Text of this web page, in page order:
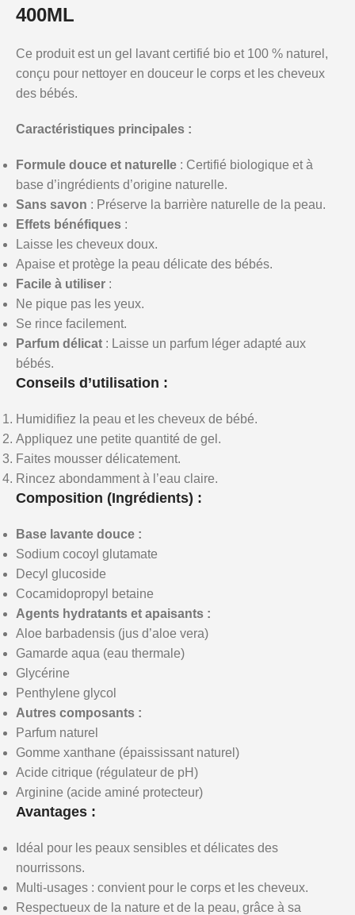
400ML
Ce produit est un gel lavant certifié bio et 100 % naturel,
conçu pour nettoyer en douceur le corps et les cheveux
des bébés.
Caractéristiques principales :
Formule douce et naturelle : Certifié biologique et à
base d’ingrédients d’origine naturelle.
Sans savon : Préserve la barrière naturelle de la peau.
Effets bénéfiques :
Laisse les cheveux doux.
Apaise et protège la peau délicate des bébés.
Facile à utiliser :
Ne pique pas les yeux.
Se rince facilement.
Parfum délicat : Laisse un parfum léger adapté aux
bébés.
Conseils d’utilisation :
Humidifiez la peau et les cheveux de bébé.
Appliquez une petite quantité de gel.
Faites mousser délicatement.
Rincez abondamment à l’eau claire.
Composition (Ingrédients) :
Base lavante douce :
Sodium cocoyl glutamate
Decyl glucoside
Cocamidopropyl betaine
Agents hydratants et apaisants :
Aloe barbadensis (jus d’aloe vera)
Gamarde aqua (eau thermale)
Glycérine
Penthylene glycol
Autres composants :
Parfum naturel
Gomme xanthane (épaississant naturel)
Acide citrique (régulateur de pH)
Arginine (acide aminé protecteur)
Avantages :
Idéal pour les peaux sensibles et délicates des
nourrissons.
Multi-usages : convient pour le corps et les cheveux.
Respectueux de la nature et de la peau, grâce à sa